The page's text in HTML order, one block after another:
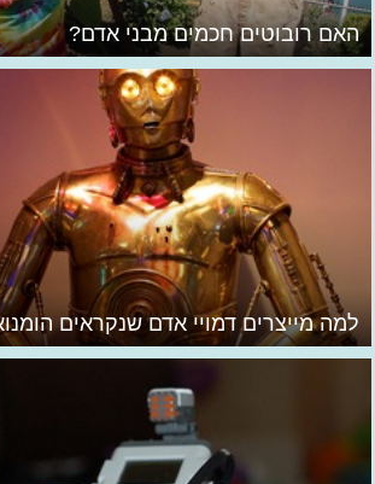
האם רובוטים חכמים מבני אדם?
למה מייצרים דמויי אדם שנקראים